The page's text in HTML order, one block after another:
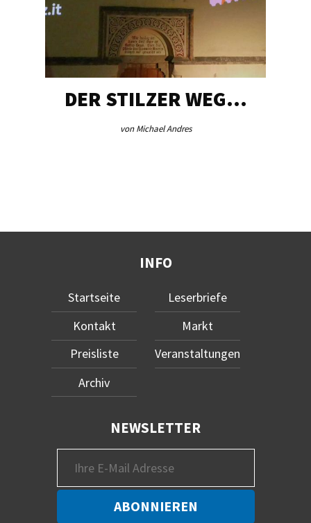
DER STILZER WEG…
von Michael Andres
INFO
Startseite
Kontakt
Preisliste
Archiv
Leserbriefe
Markt
Veranstaltungen
NEWSLETTER